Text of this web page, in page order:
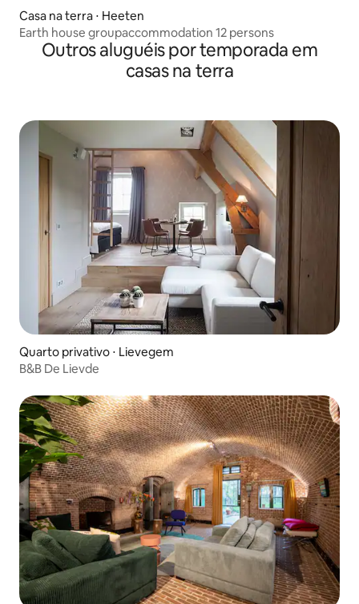
Casa na terra ⋅ Heeten
Earth house groupaccommodation 12 persons
Outros aluguéis por temporada em
casas na terra
Quarto privativo ⋅ Lievegem
B&B De Lievde